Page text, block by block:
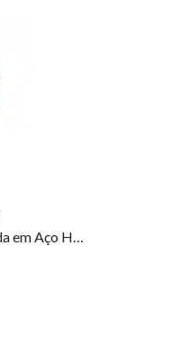
Aliança Dourada Lapidada em Aço Hassu 7HSS010144B